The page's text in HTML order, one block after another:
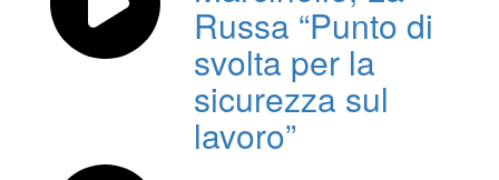
Russa “Punto di
svolta per la
sicurezza sul
lavoro”